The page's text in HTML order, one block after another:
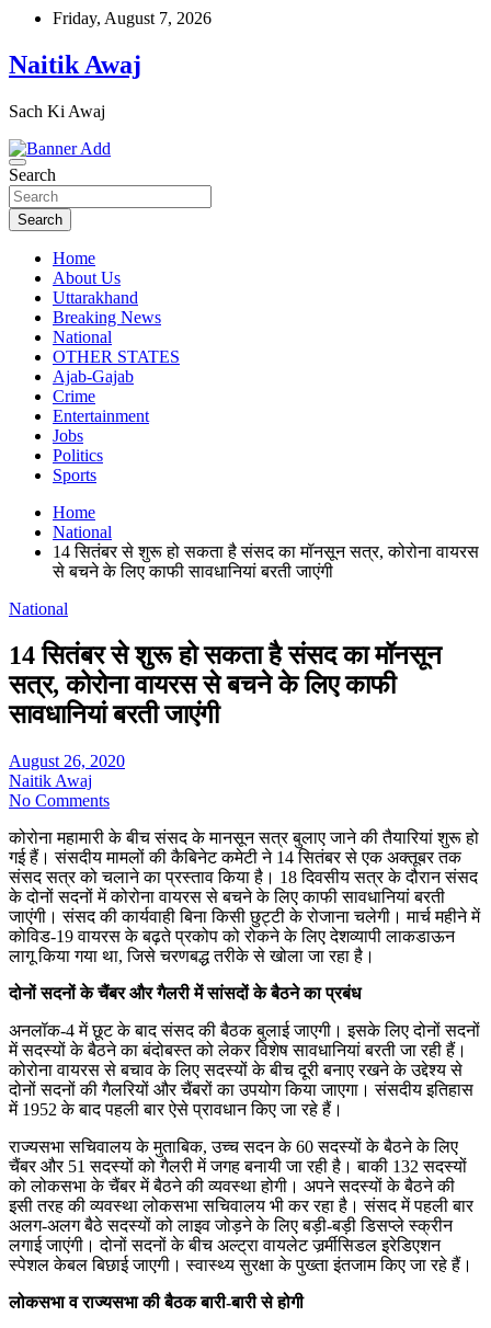
Skip
content
Friday, August 7, 2026
Naitik Awaj
Sach Ki Awaj
Search
Search
Home
About Us
Uttarakhand
Breaking News
National
OTHER STATES
Ajab-Gajab
Crime
Entertainment
Jobs
Politics
Sports
Home
National
14 सितंबर से शुरू हो सकता है संसद का मॉनसून सत्र, कोरोना वायरस
से बचने के लिए काफी सावधानियां बरती जाएंगी
National
14 सितंबर से शुरू हो सकता है संसद का मॉनसून
सत्र, कोरोना वायरस से बचने के लिए काफी
सावधानियां बरती जाएंगी
August 26, 2020
Naitik Awaj
No Comments
कोरोना महामारी के बीच संसद के मानसून सत्र बुलाए जाने की तैयारियां शुरू हो
गई हैं। संसदीय मामलों की कैबिनेट कमेटी ने 14 सितंबर से एक अक्तूबर तक
संसद सत्र को चलाने का प्रस्ताव किया है। 18 दिवसीय सत्र के दौरान संसद
के दोनों सदनों में कोरोना वायरस से बचने के लिए काफी सावधानियां बरती
जाएंगी। संसद की कार्यवाही बिना किसी छुट्टी के रोजाना चलेगी। मार्च महीने में
कोविड-19 वायरस के बढ़ते प्रकोप को रोकने के लिए देशव्यापी लाकडाऊन
लागू किया गया था, जिसे चरणबद्ध तरीके से खोला जा रहा है।
दोनों सदनों के चैंबर और गैलरी में सांसदों के बैठने का प्रबंध
अनलॉक-4 में छूट के बाद संसद की बैठक बुलाई जाएगी। इसके लिए दोनों सदनों
में सदस्यों के बैठने का बंदोबस्त को लेकर विशेष सावधानियां बरती जा रही हैं।
कोरोना वायरस से बचाव के लिए सदस्यों के बीच दूरी बनाए रखने के उद्देश्य से
दोनों सदनों की गैलरियों और चैंबरों का उपयोग किया जाएगा। संसदीय इतिहास
में 1952 के बाद पहली बार ऐसे प्रावधान किए जा रहे हैं।
राज्यसभा सचिवालय के मुताबिक, उच्च सदन के 60 सदस्यों के बैठने के लिए
चैंबर और 51 सदस्यों को गैलरी में जगह बनायी जा रही है। बाकी 132 सदस्यों
को लोकसभा के चैंबर में बैठने की व्यवस्था होगी। अपने सदस्यों के बैठने की
इसी तरह की व्यवस्था लोकसभा सचिवालय भी कर रहा है। संसद में पहली बार
अलग-अलग बैठे सदस्यों को लाइव जोड़ने के लिए बड़ी-बड़ी डिसप्ले स्क्रीन
लगाई जाएंगी। दोनों सदनों के बीच अल्ट्रा वायलेट जर्र्मीसिडल इरेडिएशन
स्पेशल केबल बिछाई जाएगी। स्वास्थ्य सुरक्षा के पुख्ता इंतजाम किए जा रहे हैं।
लोकसभा व राज्यसभा की बैठक बारी-बारी से होगी